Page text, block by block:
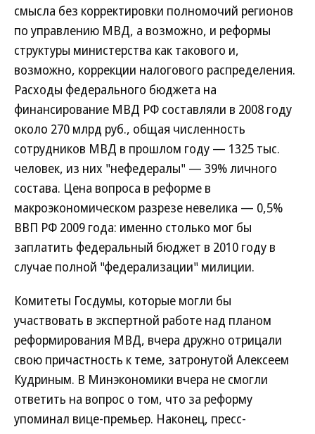
смысла без корректировки полномочий регионов
по управлению МВД, а возможно, и реформы
структуры министерства как такового и,
возможно, коррекции налогового распределения.
Расходы федерального бюджета на
финансирование МВД РФ составляли в 2008 году
около 270 млрд руб., общая численность
сотрудников МВД в прошлом году — 1325 тыс.
человек, из них "нефедералы" — 39% личного
состава. Цена вопроса в реформе в
макроэкономическом разрезе невелика — 0,5%
ВВП РФ 2009 года: именно столько мог бы
заплатить федеральный бюджет в 2010 году в
случае полной "федерализации" милиции.
Комитеты Госдумы, которые могли бы
участвовать в экспертной работе над планом
реформирования МВД, вчера дружно отрицали
свою причастность к теме, затронутой Алексеем
Кудриным. В Минэкономики вчера не смогли
ответить на вопрос о том, что за реформу
упоминал вице-премьер. Наконец, пресс-